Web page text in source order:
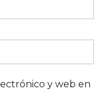
y web en